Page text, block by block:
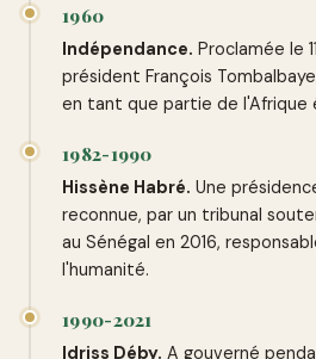
1960
Indépendance. Proclamée le
président François
en tant que partie de l'Afrique
1982-1990
Hissène Habré. Une
reconnue, par un tribunal
au Sénégal en 2016,
l'humanité.
1990-2021
Idriss Déby. A gouverné